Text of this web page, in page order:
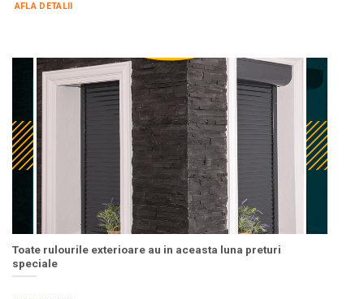
AFLA DETALII
Toate rulourile exterioare au in aceasta luna preturi
speciale